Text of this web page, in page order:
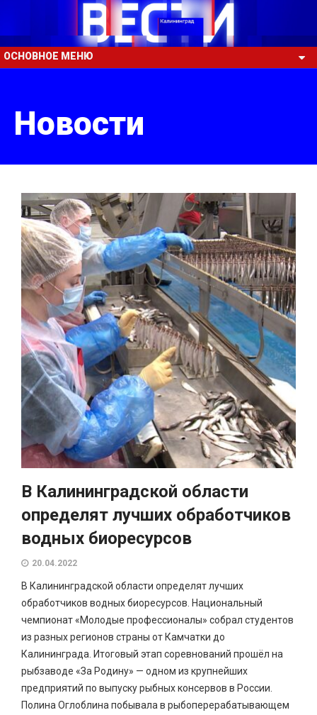
ОСНОВНОЕ МЕНЮ
Новости
В Калининградской области
определят лучших обработчиков
водных биоресурсов
20.04.2022
В Калининградской области определят лучших
обработчиков водных биоресурсов. Национальный
чемпионат «Молодые профессионалы» собрал студентов
из разных регионов страны от Камчатки до
Калининграда. Итоговый этап соревнований прошёл на
рыбзаводе «За Родину» — одном из крупнейших
предприятий по выпуску рыбных консервов в России.
Полина Оглоблина побывала в рыбоперерабатывающем